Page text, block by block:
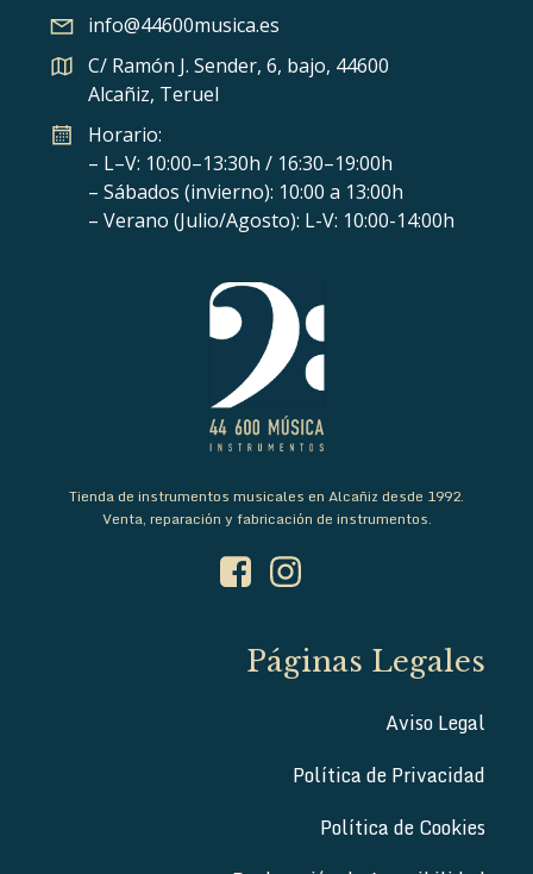
info@44600musica.es
C/ Ramón J. Sender, 6, bajo, 44600
Alcañiz, Teruel
Horario:
– L–V: 10:00–13:30h / 16:30–19:00h
– Sábados (invierno): 10:00 a 13:00h
– Verano (Julio/Agosto): L-V: 10:00-14:00h
Tienda de instrumentos musicales en Alcañiz desde 1992.
Venta, reparación y fabricación de instrumentos.
Páginas Legales
Aviso Legal
Política de Privacidad
Política de Cookies